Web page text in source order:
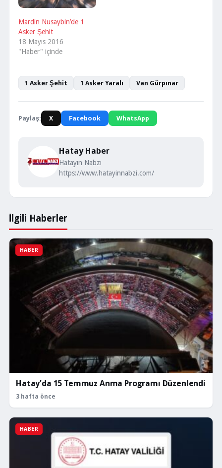
Mardin Nusaybin’de 1
Asker Şehit
18 Mayıs 2016
"Haber" içinde
1 Asker Şehit 1 Asker Yaralı Van Gürpınar
Paylaş: X Facebook WhatsApp
Hatay Haber
Hatayın Nabzı
https://www.hatayinnabzi.com/
İlgili Haberler
HABER
Hatay’da 15 Temmuz Anma Programı Düzenlendi
3 hafta önce
HABER